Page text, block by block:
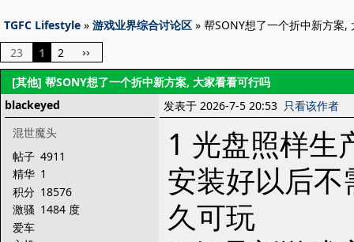
TGFC Lifestyle » 游戏业界综合讨论区 » 帮SONY想了一个折中新方案,
23
1 2 ››
[其他] 帮SONY想了一个折中新方案, 大家看看可行吗
blackeyed
混世魔头
帖子 4911
精华 1
积分 18576
激骚 1484 度
爱车
发表于 2026-7-5 20:53 只看该作者
1 光盘照样生
安装好以后不
久可玩